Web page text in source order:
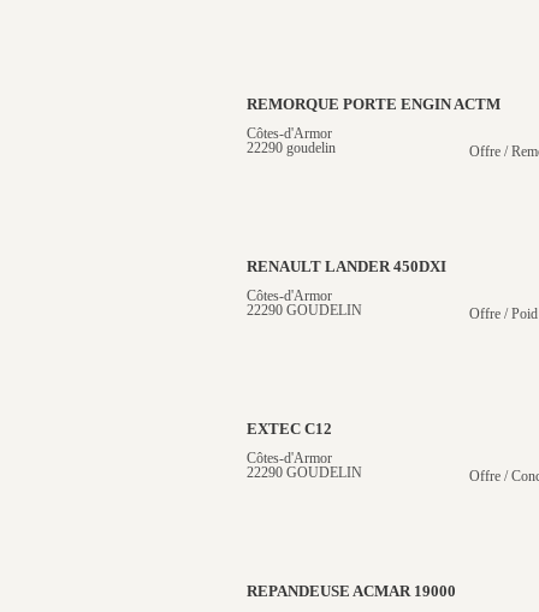
REMORQUE PORTE ENGIN ACTM
Côtes-d'Armor
22290 goudelin
Offre /
RENAULT LANDER 450DXI
Côtes-d'Armor
22290 GOUDELIN
Offre /
EXTEC C12
Côtes-d'Armor
22290 GOUDELIN
Offre /
REPANDEUSE ACMAR 19000